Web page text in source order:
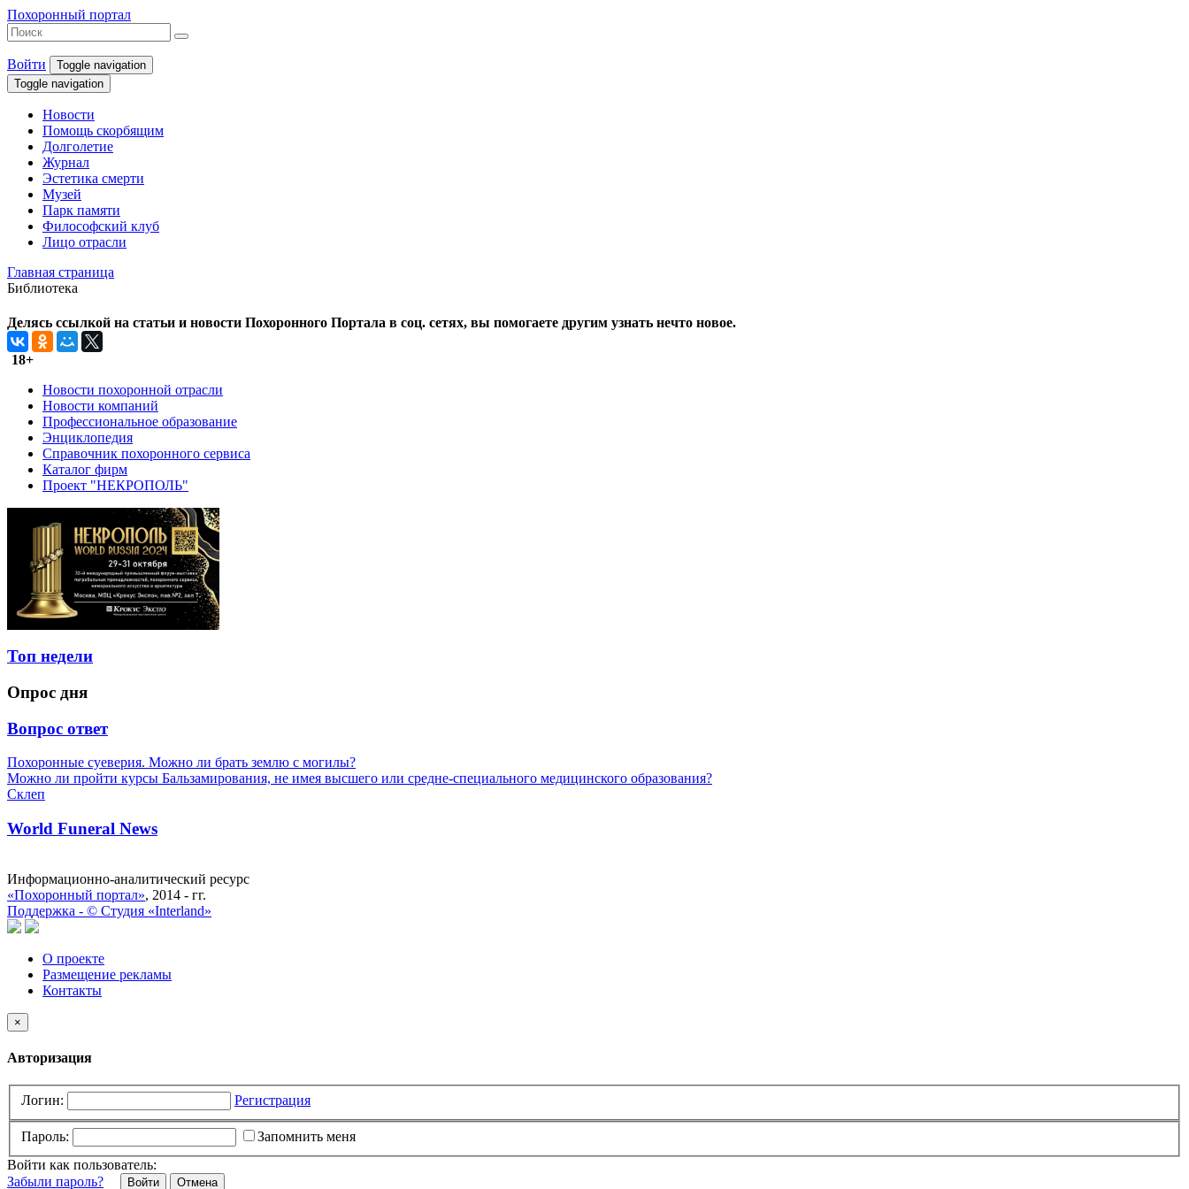
Похоронный портал
Войти
Toggle navigation
Toggle navigation
Новости
Помощь скорбящим
Долголетие
Журнал
Эстетика смерти
Музей
Парк памяти
Философский клуб
Лицо отрасли
Главная страница
Библиотека
Делясь ссылкой на статьи и новости Похоронного Портала в соц. сетях, вы помогаете другим узнать нечто новое.
18+
Новости похоронной отрасли
Новости компаний
Профессиональное образование
Энциклопедия
Справочник похоронного сервиса
Каталог фирм
Проект "НЕКРОПОЛЬ"
Топ недели
Опрос дня
Вопрос ответ
Похоронные суеверия. Можно ли брать землю с могилы?
Можно ли пройти курсы Бальзамирования, не имея высшего или средне-специального медицинского образования?
Склеп
World Funeral News
Информационно-аналитический ресурс
«Похоронный портал», 2014 - гг.
Поддержка - © Cтудия «Interland»
О проекте
Размещение рекламы
Контакты
×
Авторизация
Логин: Регистрация
Пароль:
Запомнить меня
Войти как пользователь:
Забыли пароль?
Отмена